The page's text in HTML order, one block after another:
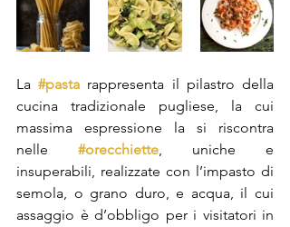
La #pasta rappresenta il pilastro della
cucina tradizionale pugliese, la cui
massima espressione la si riscontra
nelle #orecchiette, uniche e
insuperabili, realizzate con l’impasto di
semola, o grano duro, e acqua, il cui
assaggio è d’obbligo per i visitatori in